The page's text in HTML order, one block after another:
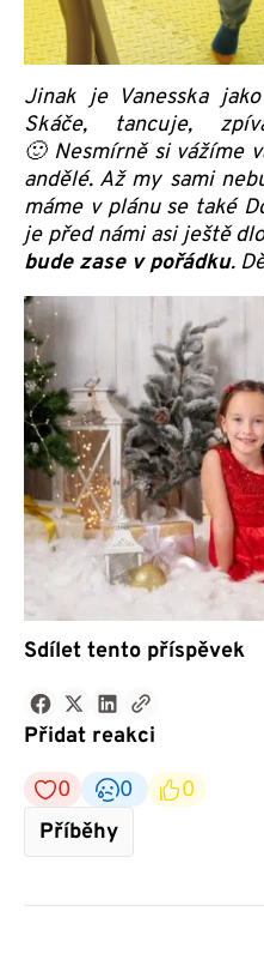
Jinak je Vanesska
Skáče, tancuje,
🙂Nesmírně si vážíme
andělé. Až my sami
máme v plánu se také
je před námi asi ještě
bude zase v pořádku. D
Sdílet tento příspěvek
Přidat reakci
0
0
0
Příběhy